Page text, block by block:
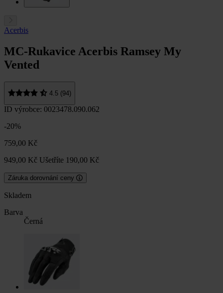
Acerbis
MC-Rukavice Acerbis Ramsey My
Vented
4.5 (94)
ID výrobce: 0023478.090.062
-20%
759,00 Kč
949,00 Kč Ušetříte 190,00 Kč
Záruka dorovnání ceny
Skladem
Barva
Černá